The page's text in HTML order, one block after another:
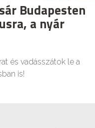
Budapesten
a nyár
és vadásszátok le a
is!